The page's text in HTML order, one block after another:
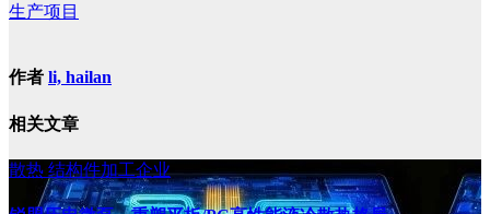
生产项目
作者 li, hailan
相关文章
散热 结构件加工企业